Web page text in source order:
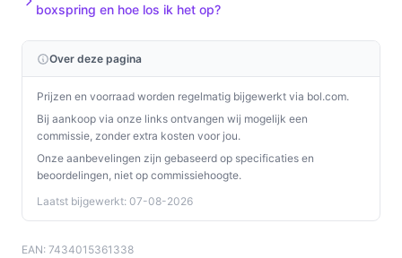
boxspring en hoe los ik het op?
Over deze pagina
Prijzen en voorraad worden regelmatig bijgewerkt via bol.com.
Bij aankoop via onze links ontvangen wij mogelijk een
commissie, zonder extra kosten voor jou.
Onze aanbevelingen zijn gebaseerd op specificaties en
beoordelingen, niet op commissiehoogte.
Laatst bijgewerkt: 07-08-2026
EAN: 7434015361338